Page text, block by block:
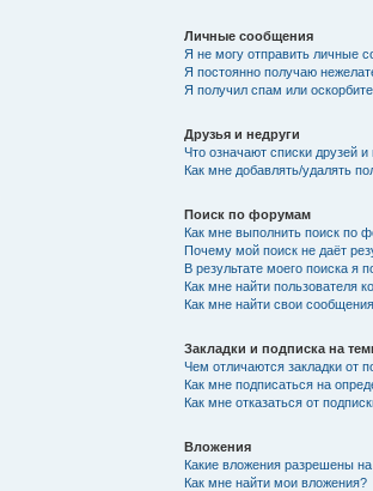
Личные сообщения
Я не могу отправить личные
Я постоянно получаю
Я получил спам или
Друзья и недруги
Что означают списки друзей и
Как мне добавлять/удалять
Поиск по форумам
Как мне выполнить поиск по
Почему мой поиск не даёт
В результате моего поиска я
Как мне найти пользователя
Как мне найти свои
Закладки и подписка на
Чем отличаются закладки от
Как мне подписаться на
Как мне отказаться от
Вложения
Какие вложения разрешены
Как мне найти мои вложения?